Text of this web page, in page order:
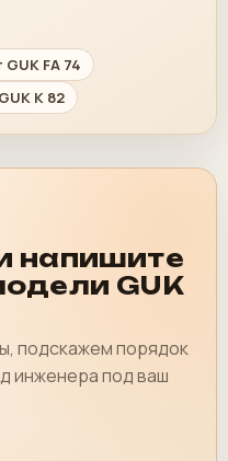
FA 74
K 82
напишите
GUK
подскажем порядок
инженера под ваш